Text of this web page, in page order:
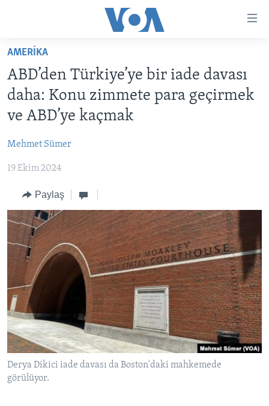
geç
Ana
navigasyona
geç
Aramaya
HABERLER
TÜRKİYE
AMERİKA
ULUSLARARASI
SAĞLIK
BİLİM VE TEKNOLOJİ
EKONOMİ
ÇEVRE
HAYATTAN
SANAT
PROGRAMLAR
AMERİKA'DA YAŞAM
UKRAYNA KRİZİ
YORUMLAR
AMERIKA'YA ÖZEL
İNGİLİZCE DERSLERİ
MULTİMEDYA
VİDEO GALERİ
FOTO GALERİ
LEARNING ENGLISH
BIZI TAKIP EDIN
Diller
AMERİKA
ABD’den Türkiye’ye bir iade davası
daha: Konu zimmete para geçirmek
ve ABD’ye kaçmak
Mehmet Sümer
19 Ekim 2024
Paylaş
Derya Dikici iade davası da Boston'daki mahkemede
görülüyor.